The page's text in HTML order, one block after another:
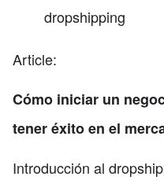
dropshipping
Article:
Cómo iniciar un
tener éxito en el
Introducción al